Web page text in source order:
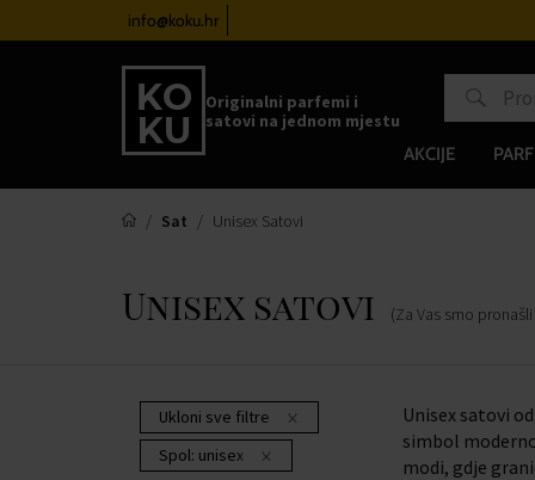
info@koku.hr
Originalni parfemi i
satovi na jednom mjestu
AKCIJE
Sat Unisex Satovi
Unisex satovi (Za Vas smo pronašli
Ukloni sve filtre
Spol: unisex
Unisex satovi
simbol
modi, gdje